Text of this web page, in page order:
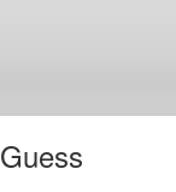
Guess